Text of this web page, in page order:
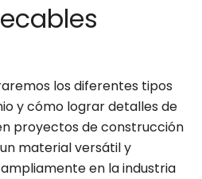
los diferentes tipos
y cómo lograr detalles de
proyectos de construcción
material versátil y
en la industria